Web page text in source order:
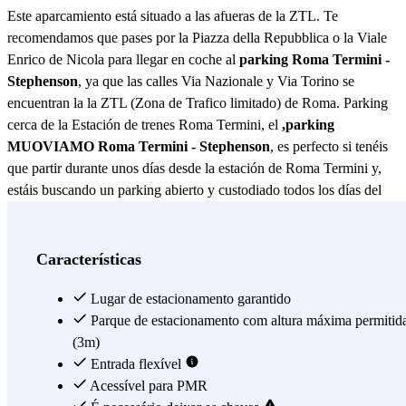
Este aparcamiento está situado a las afueras de la ZTL. Te
recomendamos que pases por la Piazza della Repubblica o la Viale
Enrico de Nicola para llegar en coche al parking Roma Termini -
Stephenson, ya que las calles Via Nazionale y Via Torino se
encuentran la la ZTL (Zona de Trafico limitado) de Roma. Parking
cerca de la Estación de trenes Roma Termini, el ,parking
MUOVIAMO Roma Termini - Stephenson, es perfecto si tenéis
que partir durante unos días desde la estación de Roma Termini y,
estáis buscando un parking abierto y custodiado todos los días del
queréis aparcar en el centro de Roma para visitar andando la capital
siendo una óptima opción, sobre todo gracias a su posición
estratégica en el centro de Roma. De hecho, el parking
MUOVIAMO Roma surge en Via del Viminale, a muy pocos
metros de Plaza de la República, encontrándose así equidistante
entre las estaciones República y Termini, ambas pertenecientes a la
Características
Lugar de estacionamento garantido
Parque de estacionamento com altura máxima
(3m)
Entrada flexível
Acessível para PMR